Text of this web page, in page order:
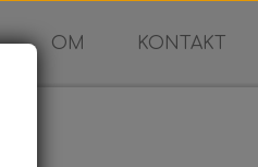
OM KONTAKT